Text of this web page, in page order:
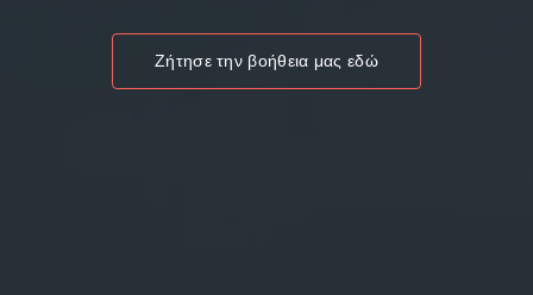
Ζήτησε την βοήθεια μας εδώ